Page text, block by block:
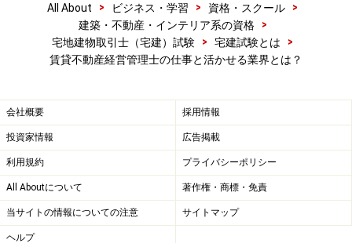
産経営管理士が行わなければならないものです。
借主に対する管理事務の説明、サブリース方式の場
合の契約時の説明等。サブリース契約（転貸借）の
で、宅地建物取引士による重要事項説明等が義務付
けられていません。したがって、賃貸不動産経営管
理士が主導的に関わることが期待されています。
オーナーに対する定期的な管理事務の報告業務
オーナーに対する賃貸経営に係る提案業務。ある意
味、これが一番重要な職務といえます。収支を計算
All About > ビジネス・学習 > 資格・スクール
>
建築・不動産・インテリア系の資格
>
宅地建物取引士（宅建）試験
> 宅建試験とは
>
賃貸不動産経営管理士の仕事と活かせる業界とは？
会社概要 採用情報
投資家情報 広告掲載
利用規約 プライバシーポリシー
All Aboutについて 著作権・商標・免責
当サイトの情報についての注意 サイトマップ
ヘルプ